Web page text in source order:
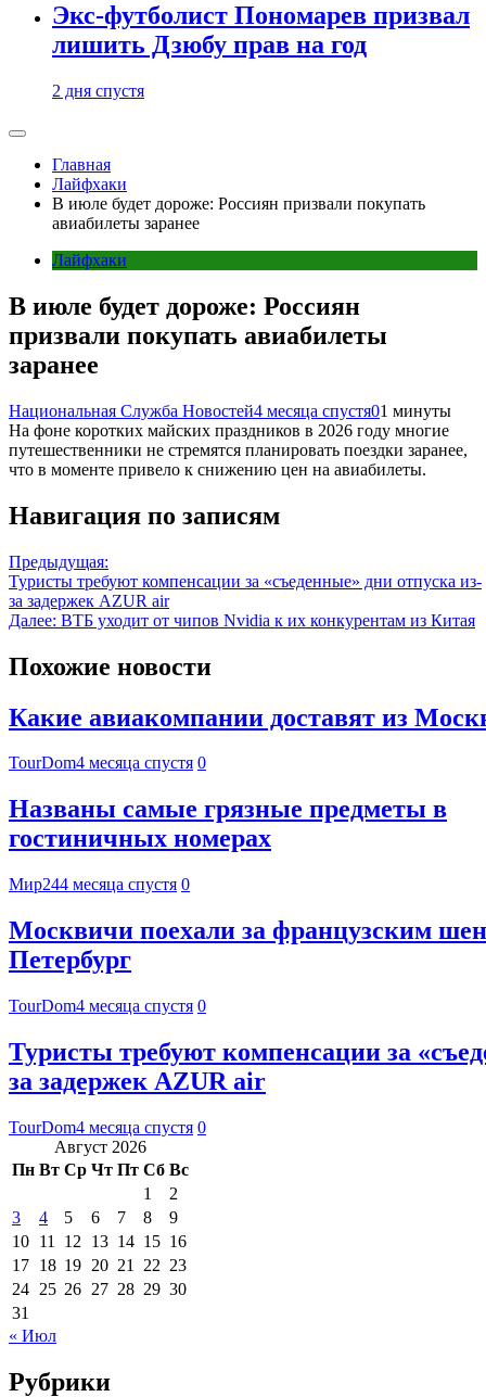
Экс-футболист Пономарев призвал
лишить Дзюбу прав на год
2 дня спустя
Главная
Лайфхаки
В июле будет дороже: Россиян призвали покупать
авиабилеты заранее
Лайфхаки
В июле будет дороже: Россиян
призвали покупать авиабилеты
заранее
Национальная Служба Новостей4 месяца спустя01 минуты
На фоне коротких майских праздников в 2026 году многие
путешественники не стремятся планировать поездки заранее,
что в моменте привело к снижению цен на авиабилеты.
Навигация по записям
Предыдущая:
Туристы требуют компенсации за «съеденные» дни отпуска из-
за задержек AZUR air
Далее: ВТБ уходит от чипов Nvidia к их конкурентам из Китая
Похожие новости
Какие авиакомпании доставят из
TourDom4 месяца спустя 0
Названы самые грязные предметы в
гостиничных номерах
Мир244 месяца спустя 0
Москвичи поехали за французским
Петербург
TourDom4 месяца спустя 0
Туристы требуют компенсации за
за задержек AZUR air
TourDom4 месяца спустя 0
Август 2026
Пн Вт Ср Чт Пт Сб Вс
1
2
3
4 5 6 7 8
9
10 11 12 13 14 15 16
17 18 19 20 21 22 23
24 25 26 27 28 29 30
31
« Июл
Рубрики